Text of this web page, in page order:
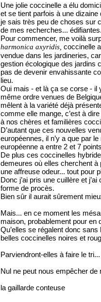
Une jolie coccinelle a élu
et se tient parfois à une
je sais très peu de choses sur
de mes recherches...
Pour commencer, me voilà
harmonica axyridis, coccinelle
vendue dans les jardineries,
gestion écologique des jardins
pas de devenir envahissante
lieu.
Oui mais - et là ça se corse - il
même ordre venues de
mêlent à la variété déjà
comme elle mange, c’est à
à nos chères et familières
D’autant que ces nouvelles
européennes, il n’y a que par
européenne a entre 2 et 7
De plus ces coccinelles
demeures où elles cherchent
une affreuse odeur... tout pour
Donc j’ai pris une cuillère et
forme de procès.
Bien sûr il aurait sûrement
Mais... en ce moment les
maison, probablement pour en
Qu’elles se régalent donc
belles coccinelles noires et
Parviendront-elles à faire le
Nul ne peut nous empêcher de
la gaillarde conteuse